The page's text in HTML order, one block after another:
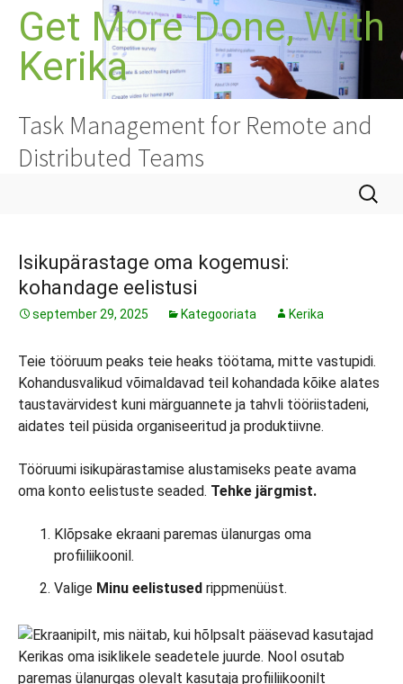
Liigu
sisu
juurde
Get More Done, With
Kerika
Task Management for Remote and
Distributed Teams
Otsi:
Isikupärastage oma kogemusi:
kohandage eelistusi
september 29, 2025 Kategooriata Kerika
Teie tööruum peaks teie heaks töötama, mitte vastupidi.
Kohandusvalikud võimaldavad teil kohandada kõike alates
taustavärvidest kuni märguannete ja tahvli tööriistadeni,
aidates teil püsida organiseeritud ja produktiivne.
Tööruumi isikupärastamise alustamiseks peate avama
oma konto eelistuste seaded. Tehke järgmist.
Klõpsake ekraani paremas ülanurgas oma
profiiliikoonil.
Valige Minu eelistused rippmenüüst.